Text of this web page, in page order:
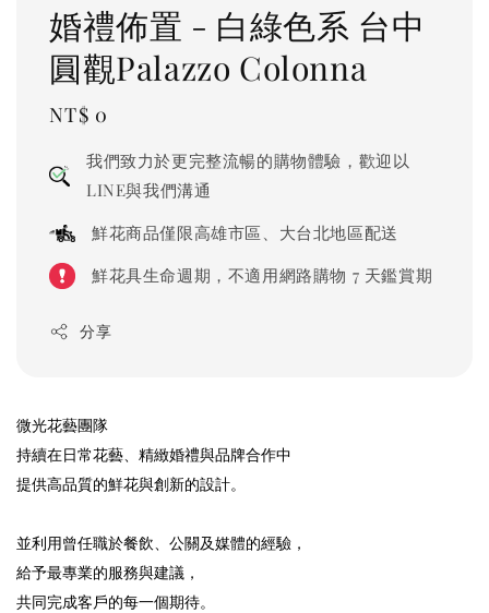
婚禮佈置 - 白綠色系 台中
圓觀Palazzo Colonna
Regular
NT$ 0
我們致力於更完整流暢的購物體驗，歡迎以
LINE與我們溝通
鮮花商品僅限高雄市區、大台北地區配送
鮮花具生命週期，不適用網路購物 7 天鑑賞期
分享
微光花藝團隊
持續在日常花藝、精緻婚禮與品牌合作中
提供高品質的鮮花與創新的設計。
並利用曾任職於餐飲、公關及媒體的經驗，
給予最專業的服務與建議，
共同完成客戶的每一個期待。